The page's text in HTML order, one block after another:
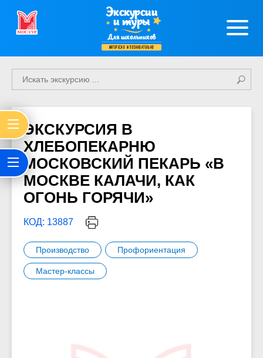
Экскурсии
и туры
Для школьников
интересно и познавательно
ЭКСКУРСИЯ В
ХЛЕБОПЕКАРНЮ
МОСКОВСКИЙ ПЕКАРЬ «В
МОСКВЕ КАЛАЧИ, КАК
ОГОНЬ ГОРЯЧИ»
КОД: 13887
Производство Профориентация
Мастер-классы